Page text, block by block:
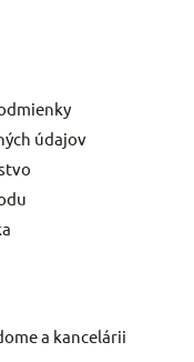
údajov
a kancelárii